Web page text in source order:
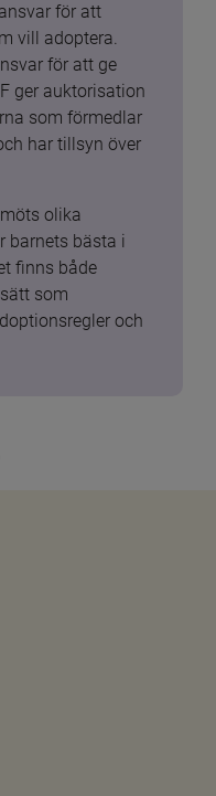
för att
vill adoptera.
för att ge
ger auktorisation
som förmedlar
har tillsyn över
olika
barnets bästa i
finns både
som
och